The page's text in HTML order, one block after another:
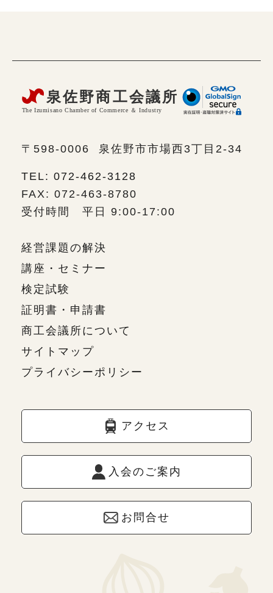
〒598-0006 泉佐野市市場西3丁目2-34
TEL: 072-462-3128
FAX: 072-463-8780
受付時間 平日 9:00-17:00
経営課題の解決
講座・セミナー
検定試験
証明書・申請書
商工会議所について
サイトマップ
プライバシーポリシー
アクセス
入会のご案内
お問合せ